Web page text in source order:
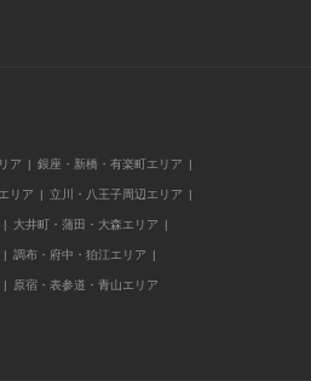
ア 銀座・新橋・有楽町エリア
リア 立川・八王子周辺エリア
大井町・蒲田・大森エリア
調布・府中・狛江エリア
原宿・表参道・青山エリア